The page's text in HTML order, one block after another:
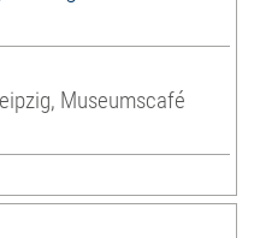
Museumscafé